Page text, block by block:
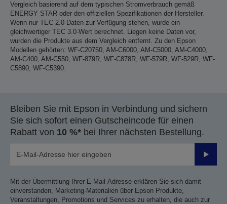
Vergleich basierend auf dem typischen Stromverbrauch gemäß
ENERGY STAR oder den offiziellen Spezifikationen der Hersteller.
Wenn nur TEC 2.0-Daten zur Verfügung stehen, wurde ein
gleichwertiger TEC 3.0-Wert berechnet. Liegen keine Daten vor,
wurden die Produkte aus dem Vergleich entfernt. Zu den Epson
Modellen gehörten: WF-C20750, AM-C6000, AM-C5000, AM-C4000,
AM-C400, AM-C550, WF-879R, WF-C878R, WF-579R, WF-529R, WF-
C5890, WF-C5390.
Bleiben Sie mit Epson in Verbindung und sichern
Sie sich sofort einen Gutscheincode für einen
Rabatt von 10 %* bei Ihrer nächsten Bestellung.
Mit der Übermittlung Ihrer E-Mail-Adresse erklären Sie sich damit
einverstanden, Marketing-Materialien über Epson Produkte,
Veranstaltungen, Promotions und Services zu erhalten, die auch zur